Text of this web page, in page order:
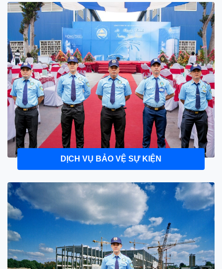
DỊCH VỤ BẢO VỆ SỰ KIỆN